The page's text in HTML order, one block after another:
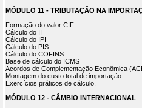
MÓDULO 11 - TRIBUTAÇÃO NA
Formação do valor CIF
Cálculo do II
Cálculo do IPI
Cálculo do PIS
Cálculo do COFINS
Base de cálculo do ICMS
Acordos de Complementação Econômica
Montagem do custo total de importação
Exercícios práticos de cálculo.
MÓDULO 12 - CÂMBIO INTERNACIONAL